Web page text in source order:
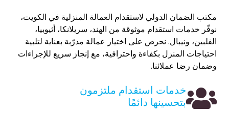
مكتب الضمان الدولي لاستقدام العمالة المنزلية في الكويت،
نوفّر خدمات استقدام موثوقة من الهند، سريلانكا، أثيوبيا،
الفلبين، ونيبال. نحرص على اختيار عمالة مدرّبة بعناية لتلبية
احتياجات المنزل بكفاءة واحترافية، مع إنجاز سريع للإجراءات
وضمان رضا عملائنا.
خدمات استقدام ملتزمون
بتحسينها دائمًا